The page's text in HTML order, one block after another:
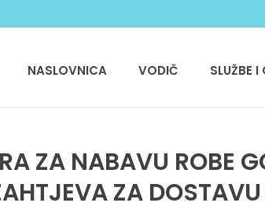
NASLOVNICA VODIČ SLUŽBE I
ZA NABAVU ROBE
ZA